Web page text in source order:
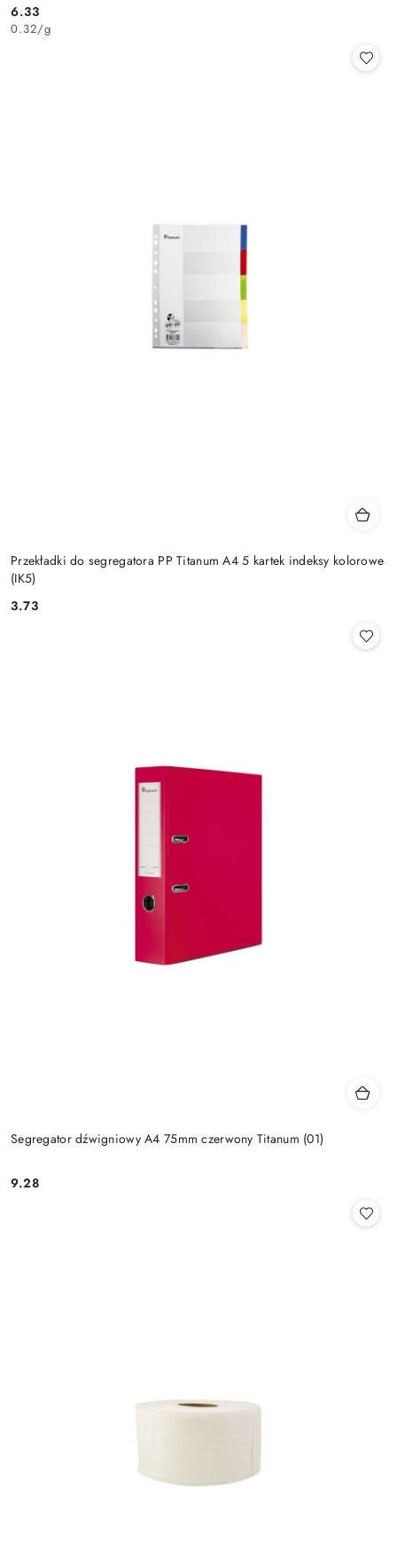
Cena:
6.33
0.32/g
Przekładki do segregatora PP Titanum A4 5 kartek indeksy kolorowe
(IK5)
Cena:
3.73
Segregator dźwigniowy A4 75mm czerwony Titanum (01)
Cena:
9.28